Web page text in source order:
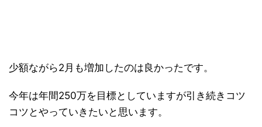
少額ながら2月も増加したのは良かったです。
今年は年間250万を目標としていますが引き続きコツ
コツとやっていきたいと思います。